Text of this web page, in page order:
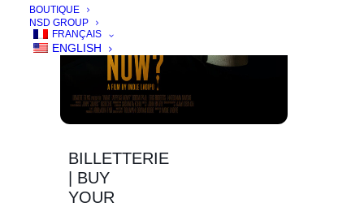
BOUTIQUE
NSD GROUP
FRANÇAIS
ENGLISH
BILLETTERIE
| BUY
YOUR